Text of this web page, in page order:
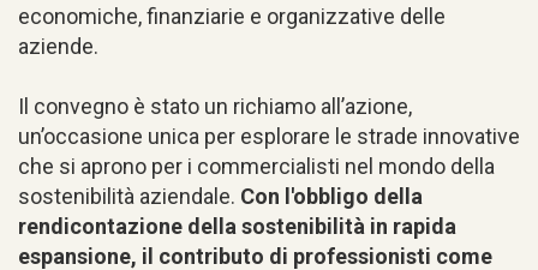
economiche, finanziarie e organizzative delle
aziende.
Il convegno è stato un richiamo all’azione,
un’occasione unica per esplorare le strade innovative
che si aprono per i commercialisti nel mondo della
sostenibilità aziendale. Con l'obbligo della
rendicontazione della sostenibilità in rapida
espansione, il contributo di professionisti come